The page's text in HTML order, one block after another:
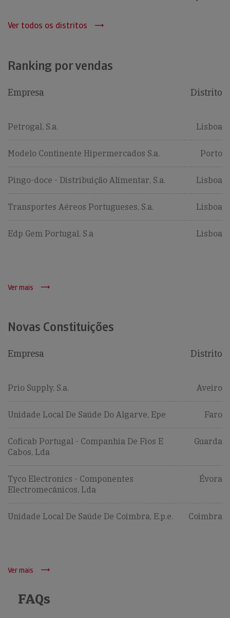
Ver todos os distritos
Ranking por vendas
Empresa Distrito
Petrogal, S.a. Lisboa
Modelo Continente Hipermercados S.a. Porto
Pingo-doce - Distribuição Alimentar, S.a. Lisboa
Transportes Aéreos Portugueses, S.a. Lisboa
Edp Gem Portugal, S.a Lisboa
Ver mais
Novas Constituições
Empresa Distrito
Prio Supply, S.a. Aveiro
Unidade Local De Saúde Do Algarve, Epe Faro
Coficab Portugal - Companhia De Fios E
Cabos, Lda
Guarda
Tyco Electronics - Componentes
Electromecânicos, Lda
Évora
Unidade Local De Saúde De Coimbra, E.p.e. Coimbra
Ver mais
FAQs